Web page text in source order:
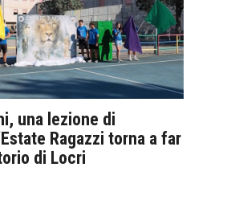
una lezione di
Ragazzi torna a far
di Locri